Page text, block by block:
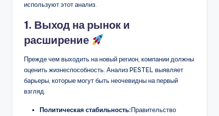
используют этот анализ.
1. Выход на рынок и
расширение
Прежде чем выходить на новый регион, компании должны
оценить жизнеспособность. Анализ PESTEL выявляет
барьеры, которые могут быть неочевидны на первый
взгляд.
Политическая стабильность:Правительство